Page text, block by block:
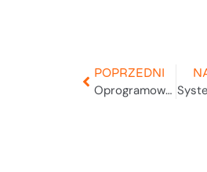
POPRZEDNI
Oprogramowanie do zarządzania transportem